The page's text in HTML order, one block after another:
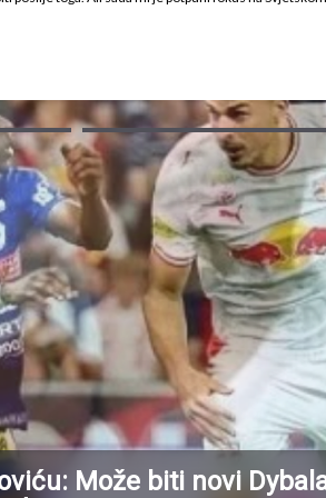
Može biti novi